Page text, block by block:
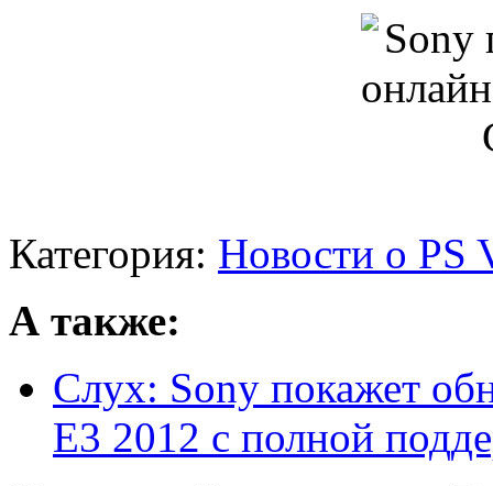
Категория: Новости о PS
А также:
Слух: Sony покажет
E3 2012 с полной